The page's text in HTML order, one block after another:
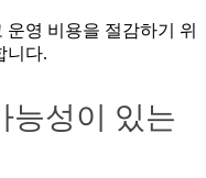
영 비용을 절감하기 위
니다.
능성이 있는